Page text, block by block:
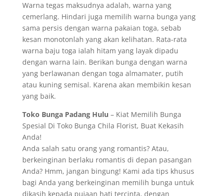
Warna tegas maksudnya adalah, warna yang
cemerlang. Hindari juga memilih warna bunga yang
sama persis dengan warna pakaian toga, sebab
kesan monotonlah yang akan kelihatan. Rata-rata
warna baju toga ialah hitam yang layak dipadu
dengan warna lain. Berikan bunga dengan warna
yang berlawanan dengan toga almamater, putih
atau kuning semisal. Karena akan membikin kesan
yang baik.
Toko Bunga Padang Hulu – Kiat Memilih Bunga
Spesial Di Toko Bunga Chila Florist, Buat Kekasih
Anda!
Anda salah satu orang yang romantis? Atau,
berkeinginan berlaku romantis di depan pasangan
Anda? Hmm, jangan bingung! Kami ada tips khusus
bagi Anda yang berkeinginan memilih bunga untuk
dikasih kepada pujaan hati tercinta, dengan